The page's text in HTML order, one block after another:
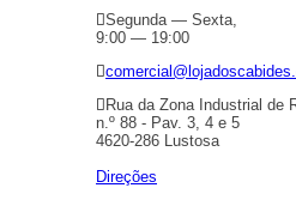
Segunda — Sexta,
9:00 — 19:00
Rua da Zona Industrial de
n.º 88 - Pav. 3, 4 e 5
4620-286 Lustosa
Direções